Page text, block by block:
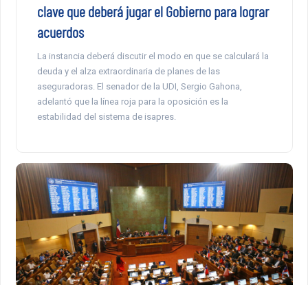
clave que deberá jugar el Gobierno para lograr
acuerdos
La instancia deberá discutir el modo en que se calculará la
deuda y el alza extraordinaria de planes de las
aseguradoras. El senador de la UDI, Sergio Gahona,
adelantó que la línea roja para la oposición es la
estabilidad del sistema de isapres.